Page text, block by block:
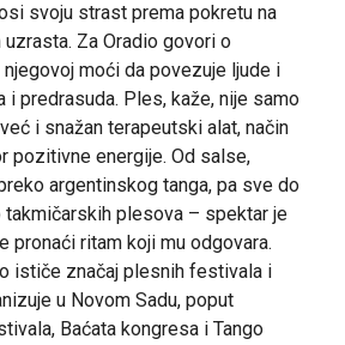
svoju strast prema pokretu na
Za Oradio govori o
moći da povezuje ljude i
i predrasuda. Ples, kaže, nije samo
i snažan terapeutski alat, način
pozitivne energije. Od salse,
argentinskog tanga, pa sve do
takmičarskih plesova – spektar je
pronaći ritam koji mu odgovara.
ističe značaj plesnih festivala i
u Novom Sadu, poput
Baćata kongresa i Tango